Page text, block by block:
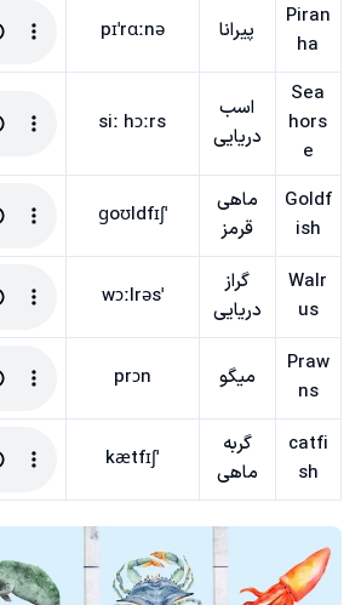
Piran
ha
پیرانا pɪˈrɑːnə
Sea
hors
e
اسب
دریایی
siː hɔːrs
Goldf
ish
ماهی
قرمز
ˈɡoʊldfɪʃ
Walr
us
گراز
دریایی
ˈwɔːlrəs
Praw
ns
میگو prɔn
catfi
sh
گربه
ماهی
ˈkætfɪʃ